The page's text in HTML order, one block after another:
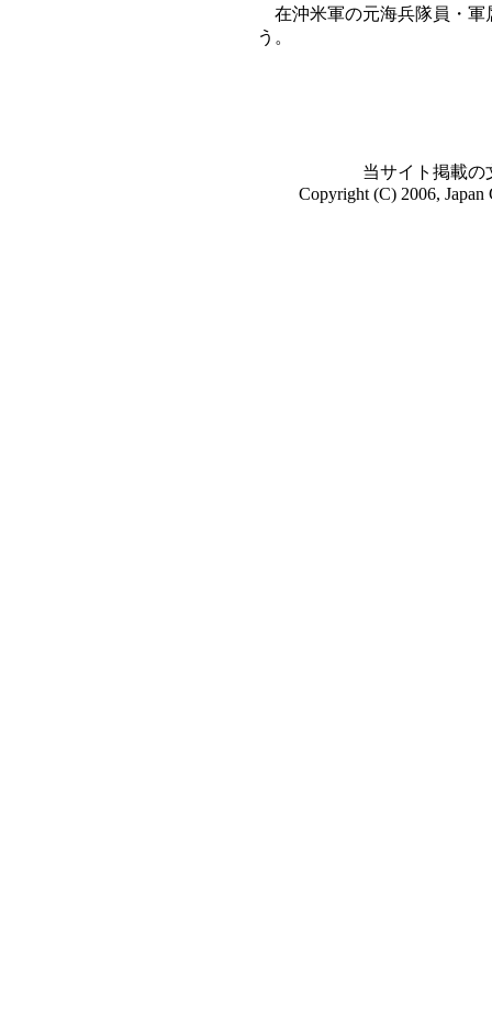
在沖米軍の元海兵隊員・軍
う。
当サイト掲載の
Copyright (C) 2006, Japan